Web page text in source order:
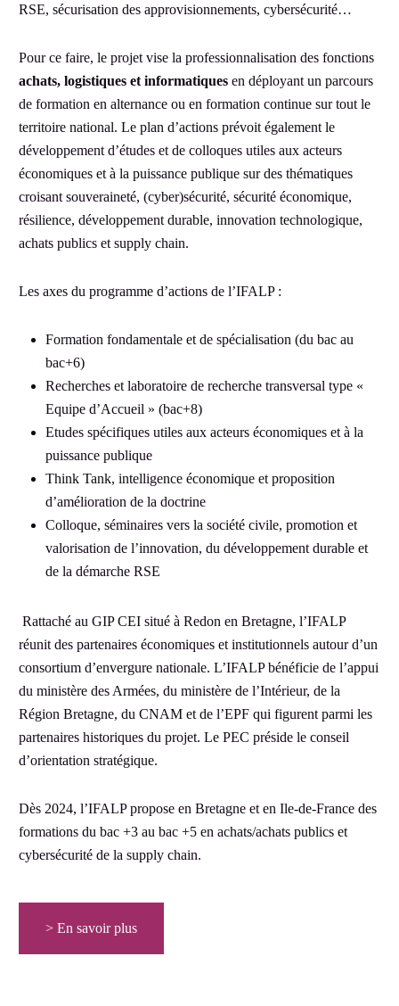
RSE, sécurisation des approvisionnements, cybersécurité…
Pour ce faire, le projet vise la professionnalisation des fonctions
achats, logistiques et informatiques en déployant un parcours
de formation en alternance ou en formation continue sur tout le
territoire national. Le plan d’actions prévoit également le
développement d’études et de colloques utiles aux acteurs
économiques et à la puissance publique sur des thématiques
croisant souveraineté, (cyber)sécurité, sécurité économique,
résilience, développement durable, innovation technologique,
achats publics et supply chain.
Les axes du programme d’actions de l’IFALP :
Formation fondamentale et de spécialisation (du bac au
bac+6)
Recherches et laboratoire de recherche transversal type «
Equipe d’Accueil » (bac+8)
Etudes spécifiques utiles aux acteurs économiques et à la
puissance publique
Think Tank, intelligence économique et proposition
d’amélioration de la doctrine
Colloque, séminaires vers la société civile, promotion et
valorisation de l’innovation, du développement durable et
de la démarche RSE
Rattaché au GIP CEI situé à Redon en Bretagne, l’IFALP
réunit des partenaires économiques et institutionnels autour d’un
consortium d’envergure nationale. L’IFALP bénéficie de l’appui
du ministère des Armées, du ministère de l’Intérieur, de la
Région Bretagne, du CNAM et de l’EPF qui figurent parmi les
partenaires historiques du projet. Le PEC préside le conseil
d’orientation stratégique.
Dès 2024, l’IFALP propose en Bretagne et en Ile-de-France des
formations du bac +3 au bac +5 en achats/achats publics et
cybersécurité de la supply chain.
> En savoir plus